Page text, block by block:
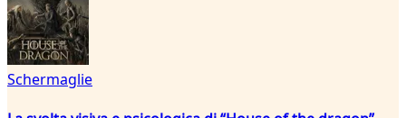
Schermaglie